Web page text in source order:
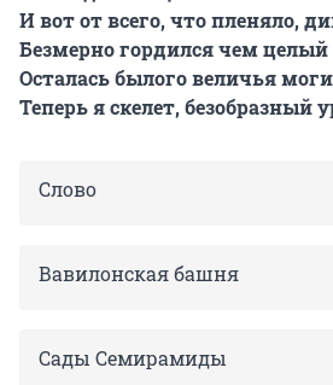
И вот от всего, что пленяло,
Безмерно гордился чем целый
Осталась былого величья
Теперь я скелет, безобразный
Слово
Вавилонская башня
Сады Семирамиды